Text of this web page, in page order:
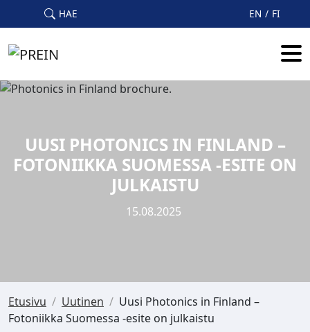
Skip to main content
HAE EN FI
UUSI PHOTONICS IN FINLAND –
FOTONIIKKA SUOMESSA -ESITE ON
JULKAISTU
15.08.2025
Etusivu / Uutinen / Uusi Photonics in Finland –
Fotoniikka Suomessa -esite on julkaistu